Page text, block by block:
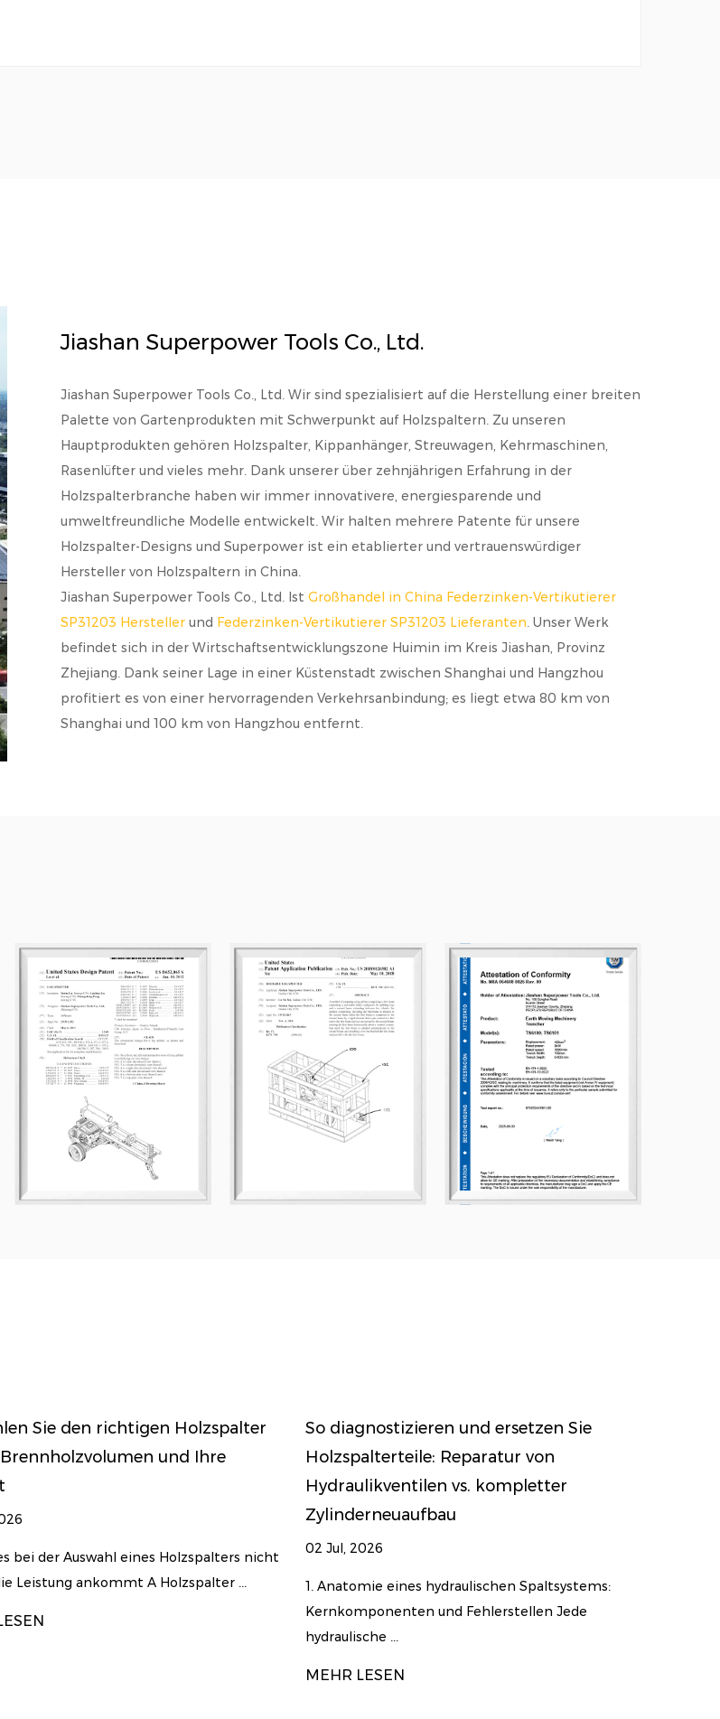
Jiashan Superpower Tools Co., Ltd.
Jiashan Superpower Tools Co., Ltd. Wir sind spezialisiert auf die Herstellung einer breiten
Palette von Gartenprodukten mit Schwerpunkt auf Holzspaltern. Zu unseren
Hauptprodukten gehören Holzspalter, Kippanhänger, Streuwagen, Kehrmaschinen,
Rasenlüfter und vieles mehr. Dank unserer über zehnjährigen Erfahrung in der
Holzspalterbranche haben wir immer innovativere, energiesparende und
umweltfreundliche Modelle entwickelt. Wir halten mehrere Patente für unsere
Holzspalter-Designs und Superpower ist ein etablierter und vertrauenswürdiger
Hersteller von Holzspaltern in China.
Jiashan Superpower Tools Co., Ltd. Ist Großhandel in China Federzinken-Vertikutierer
SP31203 Herstellerund Federzinken-Vertikutierer SP31203 Lieferanten. Unser Werk
befindet sich in der Wirtschaftsentwicklungszone Huimin im Kreis Jiashan, Provinz
Zhejiang. Dank seiner Lage in einer Küstenstadt zwischen Shanghai und Hangzhou
profitiert es von einer hervorragenden Verkehrsanbindung; es liegt etwa 80 km von
Shanghai und 100 km von Hangzhou entfernt.
und gemeinsames Wachstum. Wir bietenFederzinken-Vertikutierer SP31203zu
verkaufen.
So diagnostizieren und ersetzen Sie
Holzspalterteile: Reparatur von
02 Jul, 2026
1. Anatomie eines hydraulischen Spaltsystems:
Kernkomponenten und Fehlerstellen Jede
So wählen Sie zwischen manuellen und
Punkt-Anbau-Holzspaltern für den
netzunabhängigen Betrieb und den
Traktorbetrieb
Mechanische Prinzipien der Forstholzspaltung Die
Verwaltung der Holzverarbeitung in
bewirtschafteten Waldstü...
MEHR LESEN